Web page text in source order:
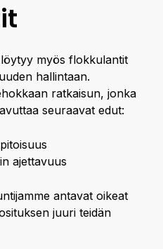
myös flokkulantit
hallintaan.
ratkaisun, jonka
seuraavat edut:
ajettavuus
antavat oikeat
juuri teidän